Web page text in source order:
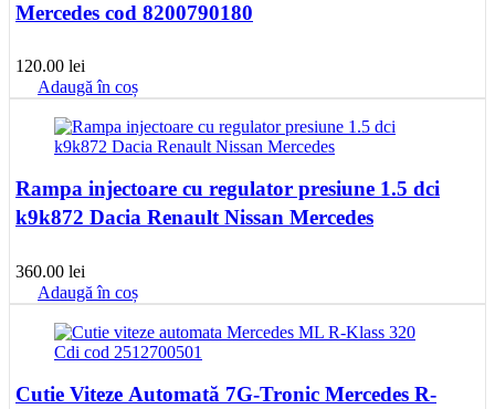
Mercedes cod 8200790180
120.00 lei
Adaugă în coș
Rampa injectoare cu regulator presiune 1.5 dci
k9k872 Dacia Renault Nissan Mercedes
360.00 lei
Adaugă în coș
Cutie Viteze Automată 7G-Tronic Mercedes R-